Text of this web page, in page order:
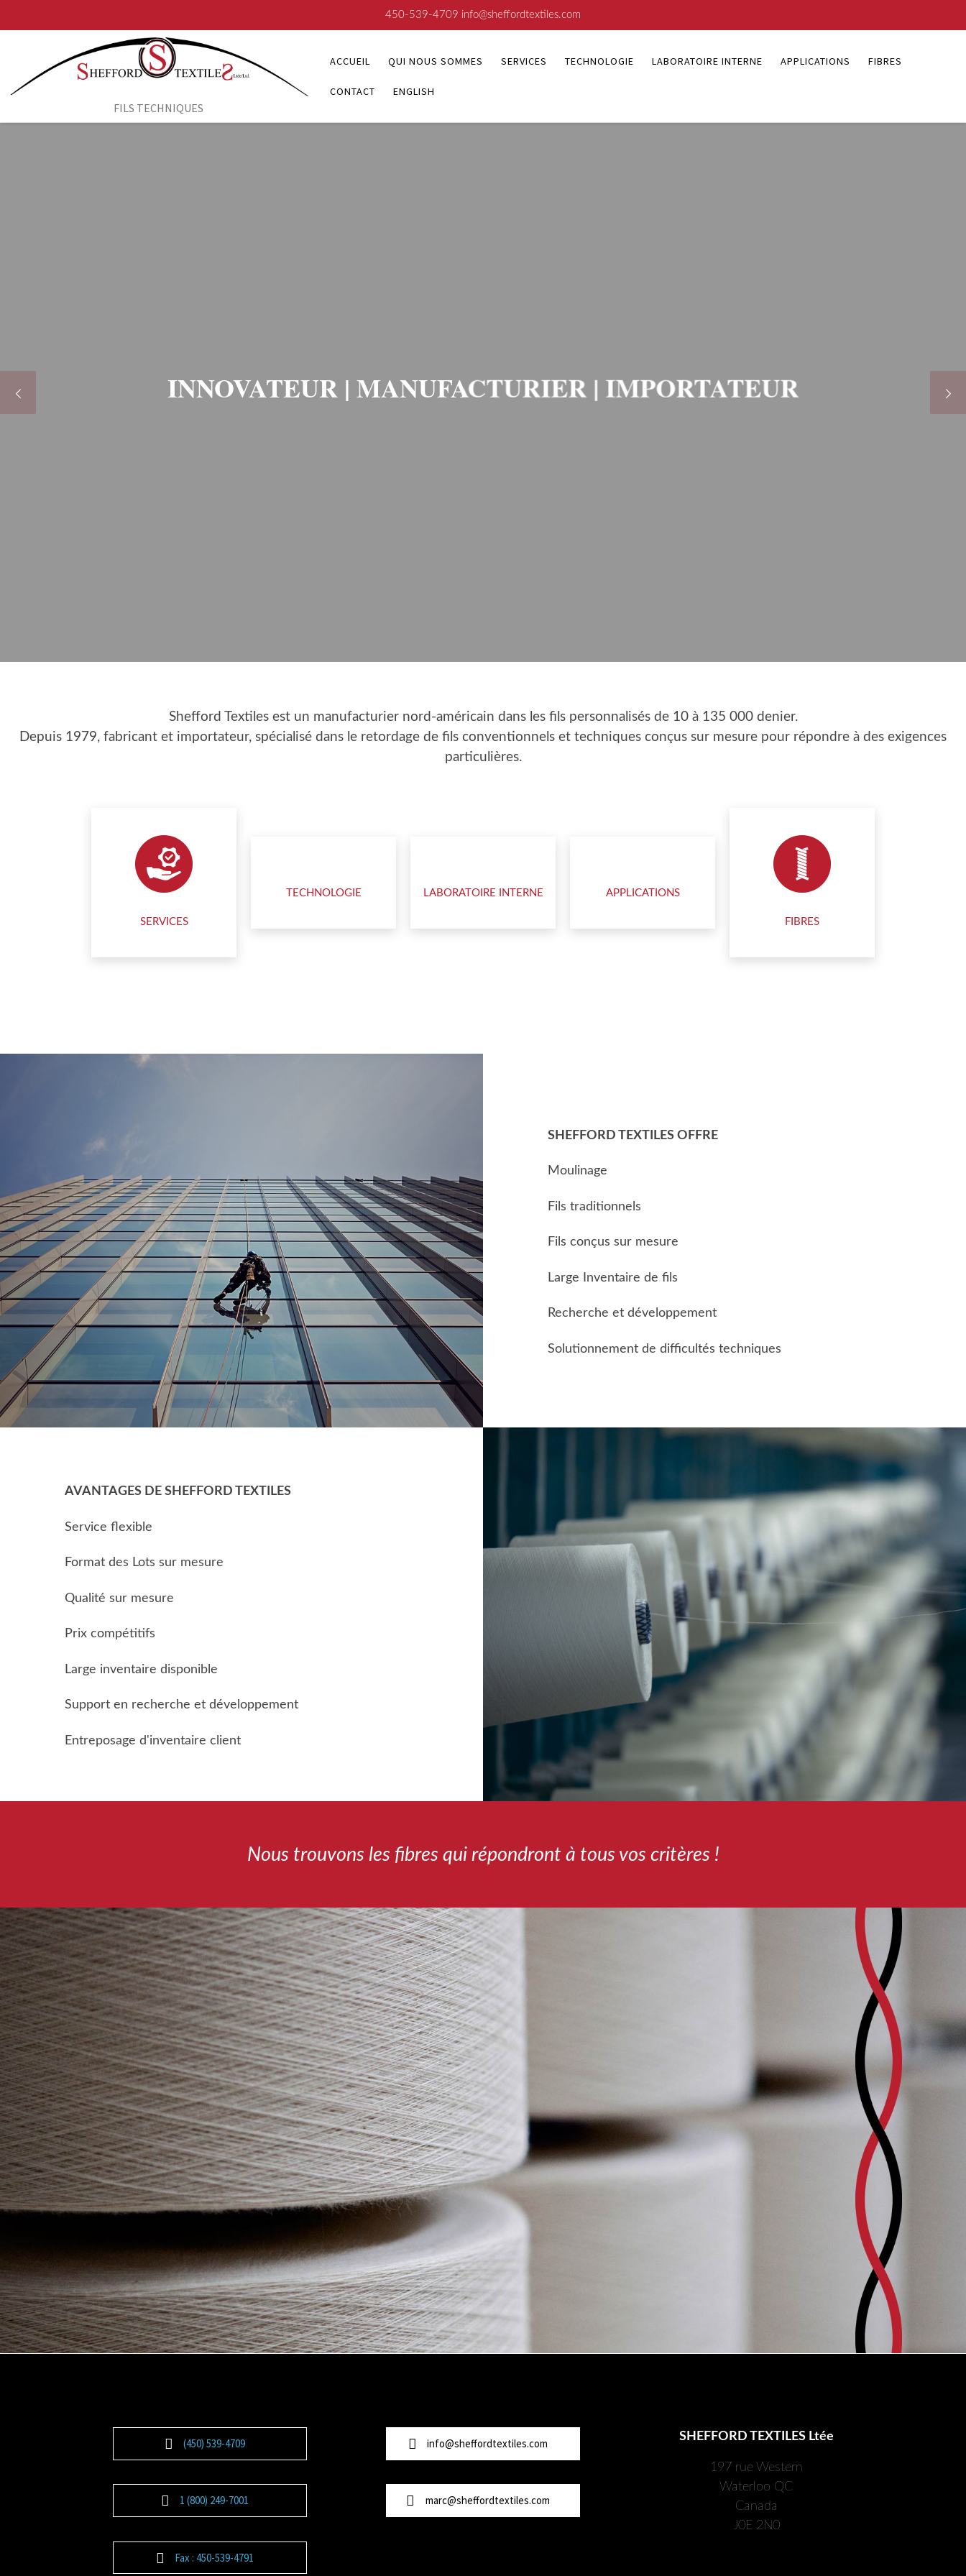
450-539-4709 info@sheffordtextiles.com
FILS TECHNIQUES
ACCUEIL QUI NOUS SOMMES SERVICES TECHNOLOGIE LABORATOIRE INTERNE APPLICATIONS FIBRES
CONTACT ENGLISH
INNOVATEUR | MANUFACTURIER | IMPORTATEUR
ICI POUR INNOVER
LE POUVOIR D'UN FIL
Shefford Textiles est un manufacturier nord-américain dans les fils personnalisés de 10 à 135 000 denier.
Depuis 1979, fabricant et importateur, spécialisé dans le retordage de fils conventionnels et techniques conçus sur mesure pour répondre à des exigences
particulières.
SERVICES
TECHNOLOGIE LABORATOIRE INTERNE APPLICATIONS
FIBRES
SHEFFORD TEXTILES OFFRE
Moulinage
Fils traditionnels
Fils conçus sur mesure
Large Inventaire de fils
Recherche et développement
Solutionnement de difficultés techniques
AVANTAGES DE SHEFFORD TEXTILES
Service flexible
Format des Lots sur mesure
Qualité sur mesure
Prix compétitifs
Large inventaire disponible
Support en recherche et développement
Entreposage d'inventaire client
Nous trouvons les fibres qui répondront à tous vos critères !
(450) 539-4709
1 (800) 249-7001
Fax : 450-539-4791
info@sheffordtextiles.com
marc@sheffordtextiles.com
SHEFFORD TEXTILES Ltée
197 rue Western
Waterloo QC
Canada
J0E 2N0